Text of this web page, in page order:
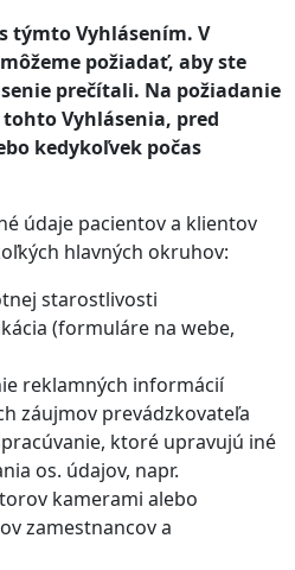
týmto Vyhlásením. V
požiadať, aby ste
prečítali. Na požiadanie
Vyhlásenia, pred
kedykoľvek počas
údaje pacientov a klientov
hlavných okruhov:
starostlivosti
(formuláre na webe,
reklamných informácií
záujmov prevádzkovateľa
ktoré upravujú iné
os. údajov, napr.
kamerami alebo
zamestnancov a